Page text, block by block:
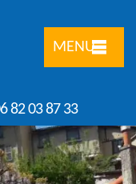
MENU
82 03 87 33